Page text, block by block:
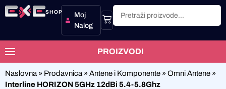
SHOP
Moj
Nalog
PROIZVODI
Naslovna » Prodavnica » Antene i Komponente » Omni Antene »
Interline HORIZON 5GHz 12dBi 5.4-5.8Ghz